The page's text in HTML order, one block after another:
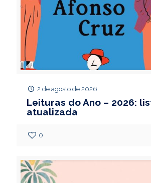
2 de agosto de 2026
Leituras do Ano – 2026:
atualizada
0